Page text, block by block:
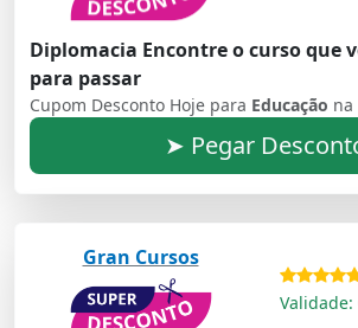
Diplomacia Encontre o curso que
para passar
Cupom Desconto Hoje para Educação na
➤ Pegar
Gran Cursos